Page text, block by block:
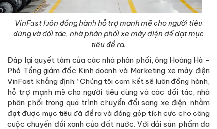
VinFast luôn đồng hành hỗ trợ mạnh mẽ cho người tiêu
dùng và đối tác, nhà phân phối xe máy điện để đạt mục
tiêu đề ra.
Đáp lại quyết tâm của các nhà phân phối, ông Hoàng Hà -
Phó Tổng giám đốc Kinh doanh và Marketing xe máy điện
VinFast khẳng định: “Chúng tôi cam kết sẽ luôn đồng hành,
hỗ trợ mạnh mẽ cho người tiêu dùng và các đối tác, nhà
phân phối trong quá trình chuyển đổi sang xe điện, nhằm
đạt được mục tiêu đã đề ra và đóng góp tích cực cho công
cuộc chuyển đổi xanh của đất nước. Với dải sản phẩm đa